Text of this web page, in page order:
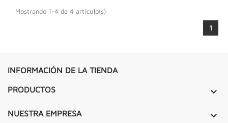
Mostrando 1-4 de 4 artículo(s)
1
INFORMACIÓN DE LA TIENDA
PRODUCTOS 
NUESTRA EMPRESA 